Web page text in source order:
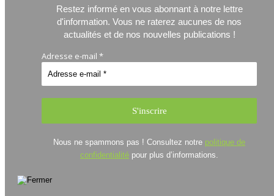
Restez informé en vous abonnant à notre lettre
d'information. Vous ne raterez aucunes de nos
actualités et de nos nouvelles publications !
Adresse e-mail *
Nous ne spammons pas ! Consultez notre politique de
confidentialité pour plus d’informations.